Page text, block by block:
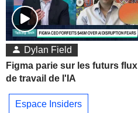
Dylan Field
Figma parie sur les futurs flux
de travail de l'IA
Espace Insiders